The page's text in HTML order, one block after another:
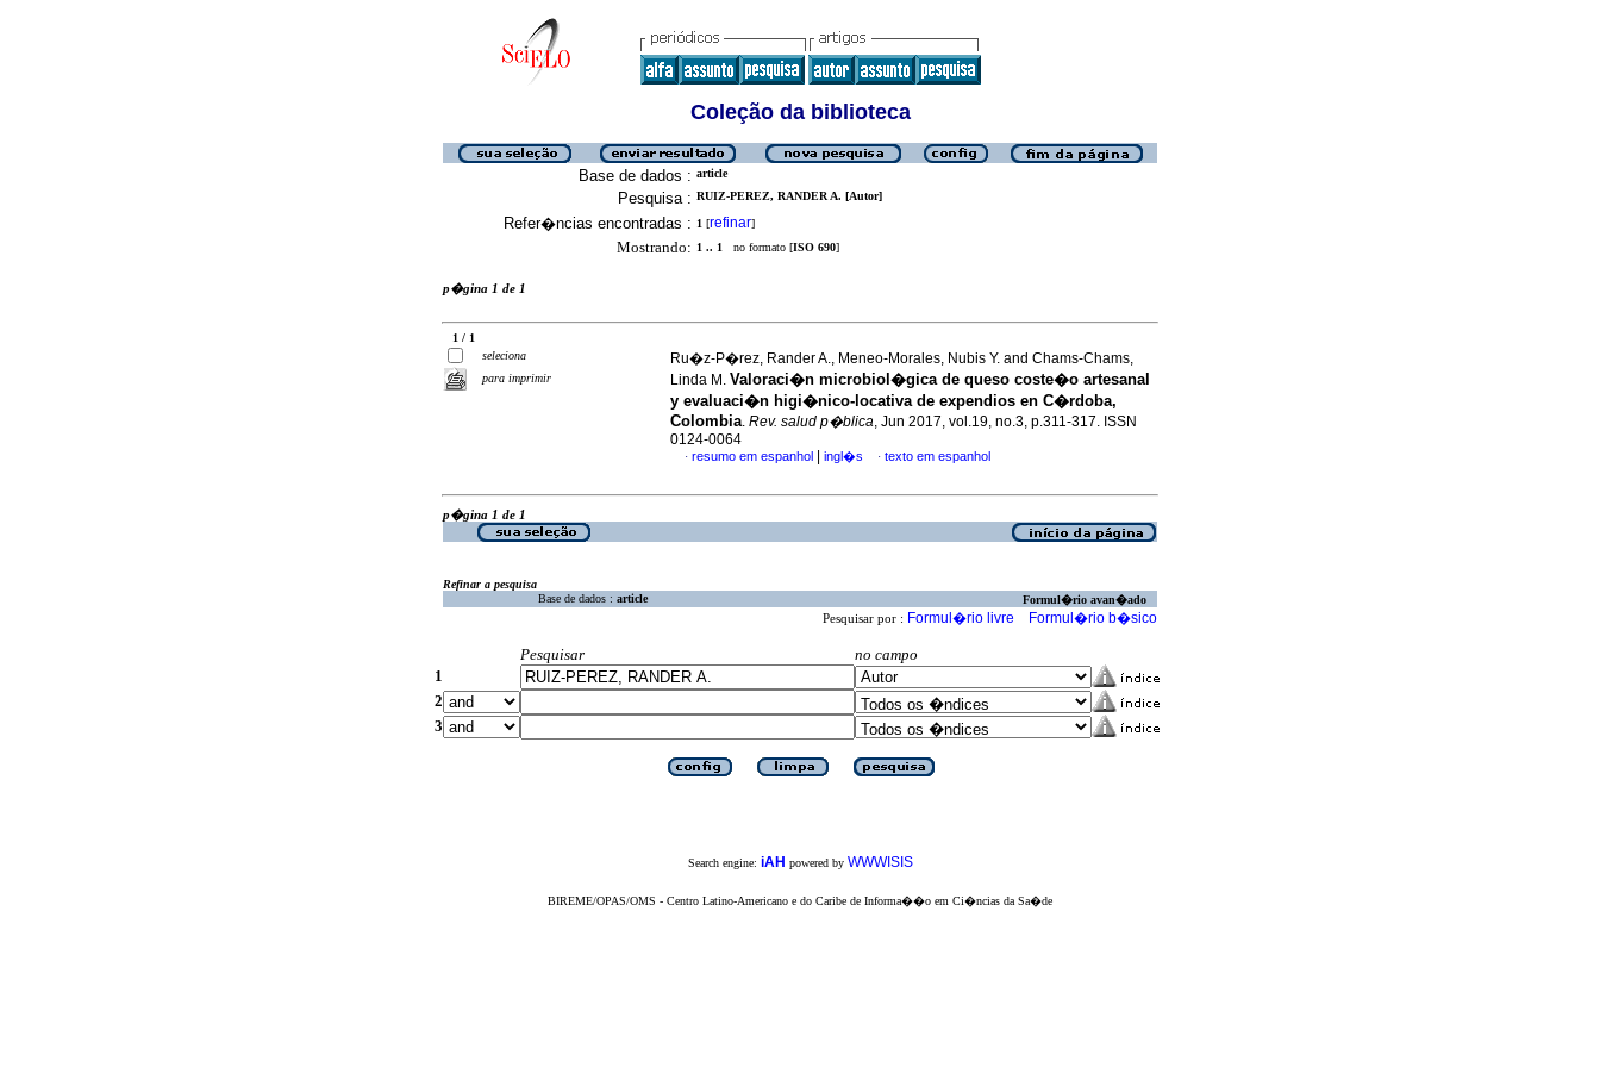
Coleção da biblioteca
Base de dados : article
Pesquisa : RUIZ-PEREZ, RANDER A. [Autor]
Refer�ncias encontradas : 1 [refinar]
Mostrando: 1 .. 1 no formato [ISO 690]
p�gina 1 de 1
1 / 1
seleciona
para imprimir
Ru�z-P�rez, Rander A., Meneo-Morales, Nubis Y. and Chams-Chams,
Linda M. Valoraci�n microbiol�gica de queso coste�o artesanal
y evaluaci�n higi�nico-locativa de expendios en C�rdoba,
Colombia. Rev. salud p�blica, Jun 2017, vol.19, no.3, p.311-317. ISSN
0124-0064
· resumo em espanhol ingl�s · texto em espanhol
p�gina 1 de 1
Refinar a pesquisa
Base de dados : article Formul�rio avan�ado
Pesquisar por : Formul�rio livre Formul�rio b�sico
Pesquisar
no campo
1
2
3
Search engine: iAH powered by WWWISIS
BIREME/OPAS/OMS - Centro Latino-Americano e do Caribe de Informa��o em Ci�ncias da Sa�de